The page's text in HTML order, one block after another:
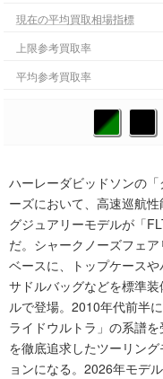
現在の平均買取相場指標
上限参考買取率
平均参考買取率
ハーレーダビッドソンの
ーズにおいて、高速巡航
グジュアリーモデルが「
だ。シャークノーズフェ
ベースに、トップケース
サドルバッグなどを標準
ルで登場。2010年代前半
ライドウルトラ」の系譜
を徹底追求したツーリン
ョンになる。2026年モデ